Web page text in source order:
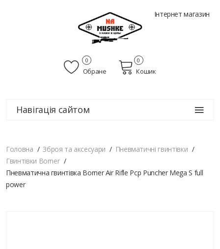
Інтернет магазин
Обране
0
Кошик
0
Навігація сайтом
Головна Зброя та аксесуари
Пневматичні гвинтівки
Гвинтівки Borner
Пневматична гвинтівка Borner Air Rifle Pcp Puncher Mega S full
power